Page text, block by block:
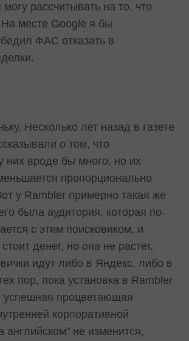
рассчитывать на то, что
месте Google я бы
ФАС отказать в
Несколько лет назад в газете
о том, что
них вроде бы много, но их
пропорционально
у Rambler примерно такая же
была аудитория, которая по-
с этим поисковиком, и
денег, но она не растет,
идут либо в Яндекс, либо в
пор, пока установка в Rambler
успешная процветающая
корпоративной
английском" не изменится,